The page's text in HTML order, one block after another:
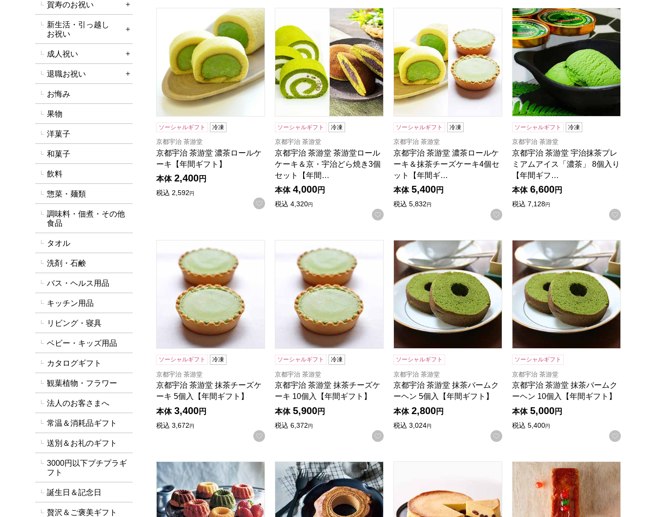
京都宇治 茶游堂 濃茶ロールケーキ【年間ギフト】
ソーシャルギフト 冷凍
京都宇治 茶游堂
京都宇治 茶游堂 濃茶ロールケ
ーキ【年間ギフト】
本体 2,400円
税込 2,592円
お気に入りに登録する
京都宇治 茶游堂 茶游堂ロールケーキ＆京・宇治どら焼き3個セット【年間ギフト】
ソーシャルギフト 冷凍
京都宇治 茶游堂
京都宇治 茶游堂 茶游堂ロール
ケーキ＆京・宇治どら焼き3個
セット【年間…
本体 4,000円
税込 4,320円
お気に入りに登録する
京都宇治 茶游堂 濃茶ロールケーキ＆抹茶チーズケーキ4個セット【年間ギ
ソーシャルギフト 冷凍
京都宇治 茶游堂
京都宇治 茶游堂 濃茶ロールケ
ーキ＆抹茶チーズケーキ4個セ
ット【年間ギ…
本体 5,400円
税込 5,832円
お気に入りに登録する
京都宇治 茶游堂 宇治抹茶プレミアムア
ソーシャルギフト 冷凍
京都宇治 茶游堂
京都宇治 茶游堂 宇治抹茶プレ
ミアムアイス「濃茶」 8個入り
【年間ギフ…
本体 6,600円
税込 7,128円
お気に入
京都宇治 茶游堂 抹茶チーズケーキ 5個入【年間ギフト】
ソーシャルギフト 冷凍
京都宇治 茶游堂
京都宇治 茶游堂 抹茶チーズケ
ーキ 5個入【年間ギフト】
本体 3,400円
税込 3,672円
お気に入りに登録する
京都宇治 茶游堂 抹茶チーズケーキ 10個入【年間ギフト】
ソーシャルギフト 冷凍
京都宇治 茶游堂
京都宇治 茶游堂 抹茶チーズケ
ーキ 10個入【年間ギフト】
本体 5,900円
税込 6,372円
お気に入りに登録する
京都宇治 茶游堂 抹茶バームクーヘン 5個入【年間ギフト】
ソーシャルギフト
京都宇治 茶游堂
京都宇治 茶游堂 抹茶バームク
ーヘン 5個入【年間ギフト】
本体 2,800円
税込 3,024円
お気に入りに登録する
京都宇治 茶游堂 抹茶バームクーヘン 10
ソーシャルギフト
京都宇治 茶游堂
京都宇治 茶游堂 抹茶バームク
ーヘン 10個入【年間ギフト】
本体 5,000円
税込 5,400円
お気に入
ホシフルーツ 果実のミニョン・ド・クグロフ 6個[HFX-02A]【年間ギフト】
ホシフルーツ ハードバウム 直径13cm【年間ギフト】ホシフルーツ 大人のチーズケーキ 直径12cm【年間ギフト】
ホテルニューオータニ フルーツケーキ
賀寿のお祝い
詳細を開く
新生活・引っ越し
お祝い
詳細を開く
成人祝い
詳細を開く
退職お祝い
詳細を開く
お悔み
果物
洋菓子
和菓子
飲料
惣菜・麺類
調味料・佃煮・その他
食品
タオル
洗剤・石鹸
バス・ヘルス用品
キッチン用品
リビング・寝具
ベビー・キッズ用品
カタログギフト
観葉植物・フラワー
法人のお客さまへ
常温＆消耗品ギフト
送別＆お礼のギフト
3000円以下プチプラギ
フト
誕生日＆記念日
贅沢＆ご褒美ギフト